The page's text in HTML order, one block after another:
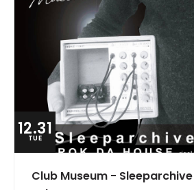
12.31
TUE
Club Museum -